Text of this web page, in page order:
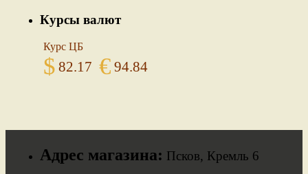
Курсы валют
Курс ЦБ
$ 82.17 € 94.84
Адрес магазина: Псков, Кремль 6